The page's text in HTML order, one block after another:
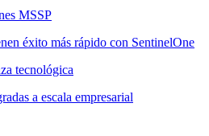
MSSP
éxito más rápido con SentinelOne
tecnológica
a escala empresarial